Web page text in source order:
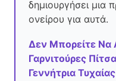
δημιουργήσει μια
ονείρου για αυτά.
Δεν Μπορείτε Να
Γαρνιτούρες
Γεννήτρια